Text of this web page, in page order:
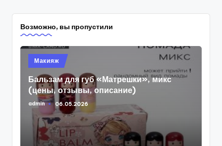
Возможно, вы пропустили
Опубликовано
в
Макияж
Бальзам для губ «Матрешки», микс
(цены, отзывы, описание)
Запись
admin 06.05.2026